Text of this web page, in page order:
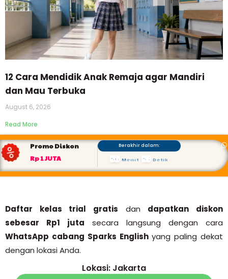
12 Cara Mendidik Anak Remaja agar Mandiri
dan Mau Terbuka
August 6, 2026
Read More
Promo Diskon
Rp 1 JUTA
Berakhir dalam:
56 Menit : 52 Detik
Daftar kelas trial gratis dan dapatkan diskon
sebesar Rp1 juta secara langsung dengan cara
WhatsApp cabang Sparks Englishyang paling dekat
dengan lokasi Anda.
Lokasi: Jakarta